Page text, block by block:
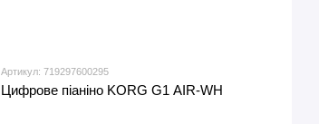
Артикул: 719297600295
Цифрове піаніно KORG G1 AIR-WH